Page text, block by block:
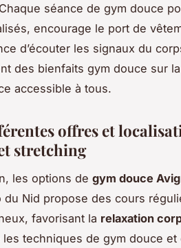
séance de gym douce
encourage le port de
d’écouter les signaux du
des bienfaits gym douce sur
accessible à tous.
offres et
stretching
les options de gym douce
du Nid propose des cours
favorisant la relaxation
les techniques de gym douce